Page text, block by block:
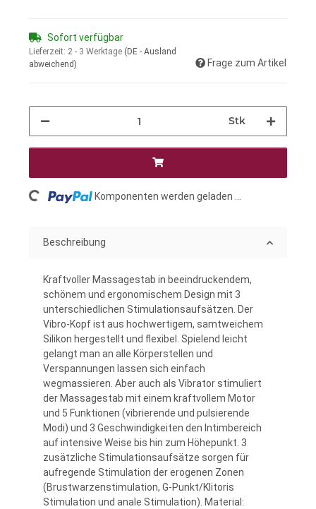
Sofort verfügbar
Lieferzeit: 2 - 3 Werktage (DE - Ausland
abweichend)
Frage zum Artikel
Stk
Loading... Komponenten werden geladen ...
Beschreibung
Kraftvoller Massagestab in beeindruckendem,
schönem und ergonomischem Design mit 3
unterschiedlichen Stimulationsaufsätzen. Der
Vibro-Kopf ist aus hochwertigem, samtweichem
Silikon hergestellt und flexibel. Spielend leicht
gelangt man an alle Körperstellen und
Verspannungen lassen sich einfach
wegmassieren. Aber auch als Vibrator stimuliert
der Massagestab mit einem kraftvollem Motor
und 5 Funktionen (vibrierende und pulsierende
Modi) und 3 Geschwindigkeiten den Intimbereich
auf intensive Weise bis hin zum Höhepunkt. 3
zusätzliche Stimulationsaufsätze sorgen für
aufregende Stimulation der erogenen Zonen
(Brustwarzenstimulation, G-Punkt/Klitoris
Stimulation und anale Stimulation). Material: